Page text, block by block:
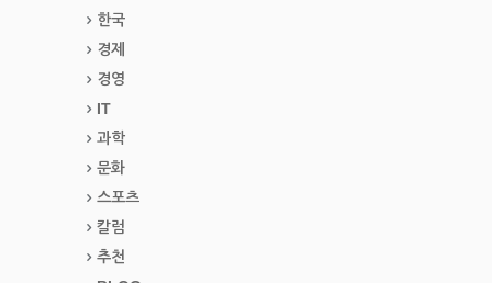
한국
경제
경영
IT
과학
문화
스포츠
칼럼
추천